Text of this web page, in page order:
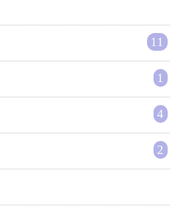
11
1
4
2